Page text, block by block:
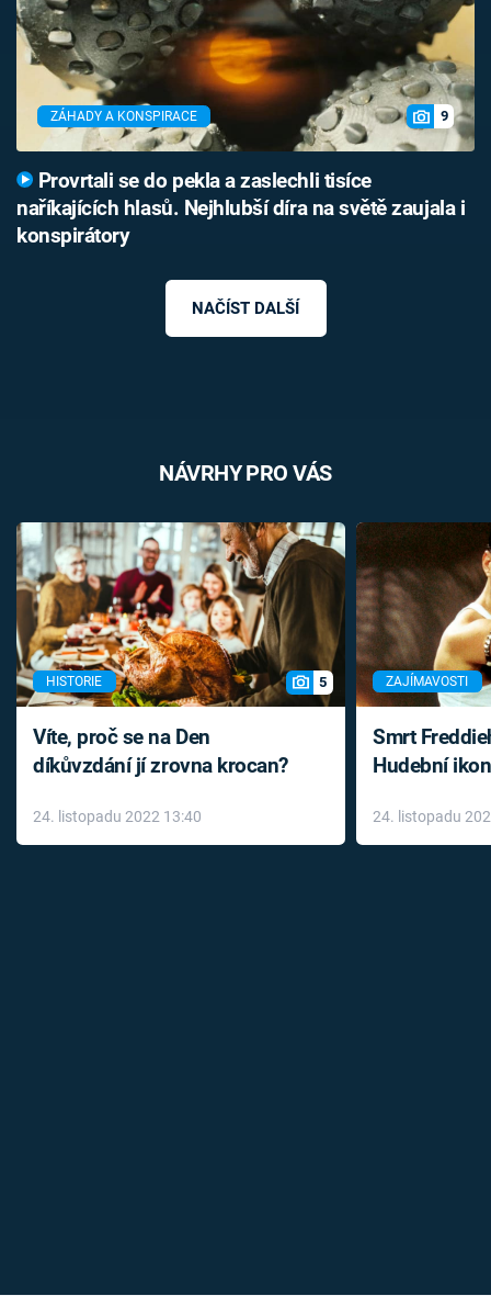
ZÁHADY A KONSPIRACE 9
Provrtali se do pekla a zaslechli tisíce
naříkajících hlasů. Nejhlubší díra na světě zaujala i
konspirátory
NAČÍST DALŠÍ
NÁVRHY PRO VÁS
HISTORIE 5
Víte, proč se na Den
díkůvzdání jí zrovna krocan?
24. listopadu 2022 13:40
ZAJÍMAVOSTI
Smrt
Hudební
léky
24. listopadu